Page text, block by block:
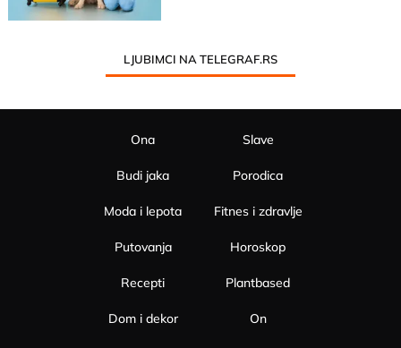
LJUBIMCI NA TELEGRAF.RS
Ona
Budi jaka
Moda i lepota
Slave
Porodica
Fitnes i zdravlje
Putovanja
Recepti
Dom i dekor
Horoskop
Plantbased
On